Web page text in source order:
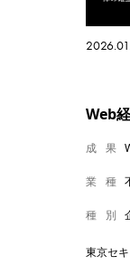
Web
成果
業種
種別
東京セ